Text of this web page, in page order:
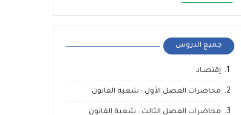
جميع الدروس
إقتصـاد
محاضرات الفصل الأول : شعبة القانون
محاضرات الفصل الثالث : شعبة القانون